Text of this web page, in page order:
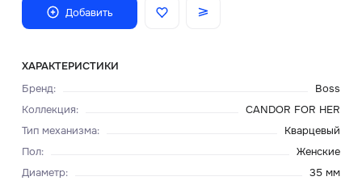
Добавить
ХАРАКТЕРИСТИКИ
Бренд:
Boss
Коллекция:
CANDOR FOR HER
Тип механизма:
Кварцевый
Пол:
Женские
Диаметр:
35 мм